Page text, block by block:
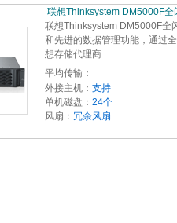
 联想Thinksystem DM5000F
联想Thinksystem DM5000F全
和先进的数据管理功能，通过
想存储代理商
平均传输：
外接主机： 支持
单机磁盘： 24个
风扇： 冗余风扇